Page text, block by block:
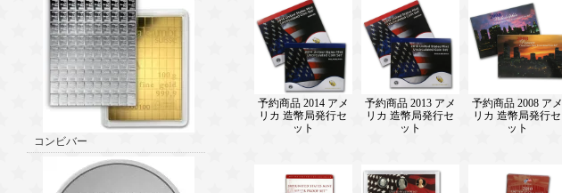
コンビバー
予約商品 2014 アメ
リカ 造幣局発行セ
ット
予約商品 2013 アメ
リカ 造幣局発行セ
ット
予約商品 2008 アメ
リカ 造幣局発行セ
ット